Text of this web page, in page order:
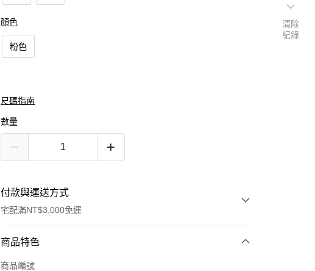
顏色
粉色
尺碼指南
數量
付款與運送方式
宅配滿NT$3,000免運
付款方式
信用卡一次付款
商品特色
商品編號
清除
紀錄